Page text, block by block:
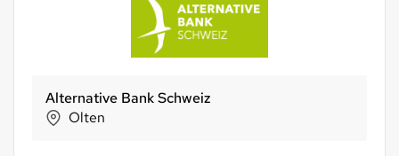
Alternative Bank Schweiz
Olten